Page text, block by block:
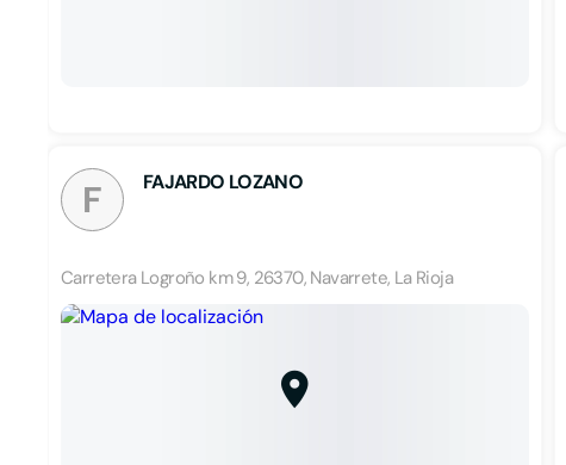
F FAJARDO LOZANO
Carretera Logroño km 9, 26370, Navarrete, La Rioja